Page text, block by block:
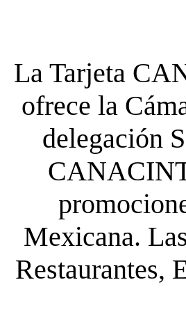
La Tarjeta
ofrece la
delegación
Mexicana.
Restaurantes,